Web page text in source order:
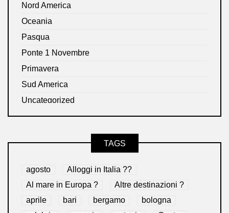
Nord America
Oceania
Pasqua
Ponte 1 Novembre
Primavera
Sud America
Uncategorized
TAGS
agosto
Alloggi in Italia ??
Al mare in Europa ?️
Altre destinazioni ?
aprile
bari bergamo
bologna